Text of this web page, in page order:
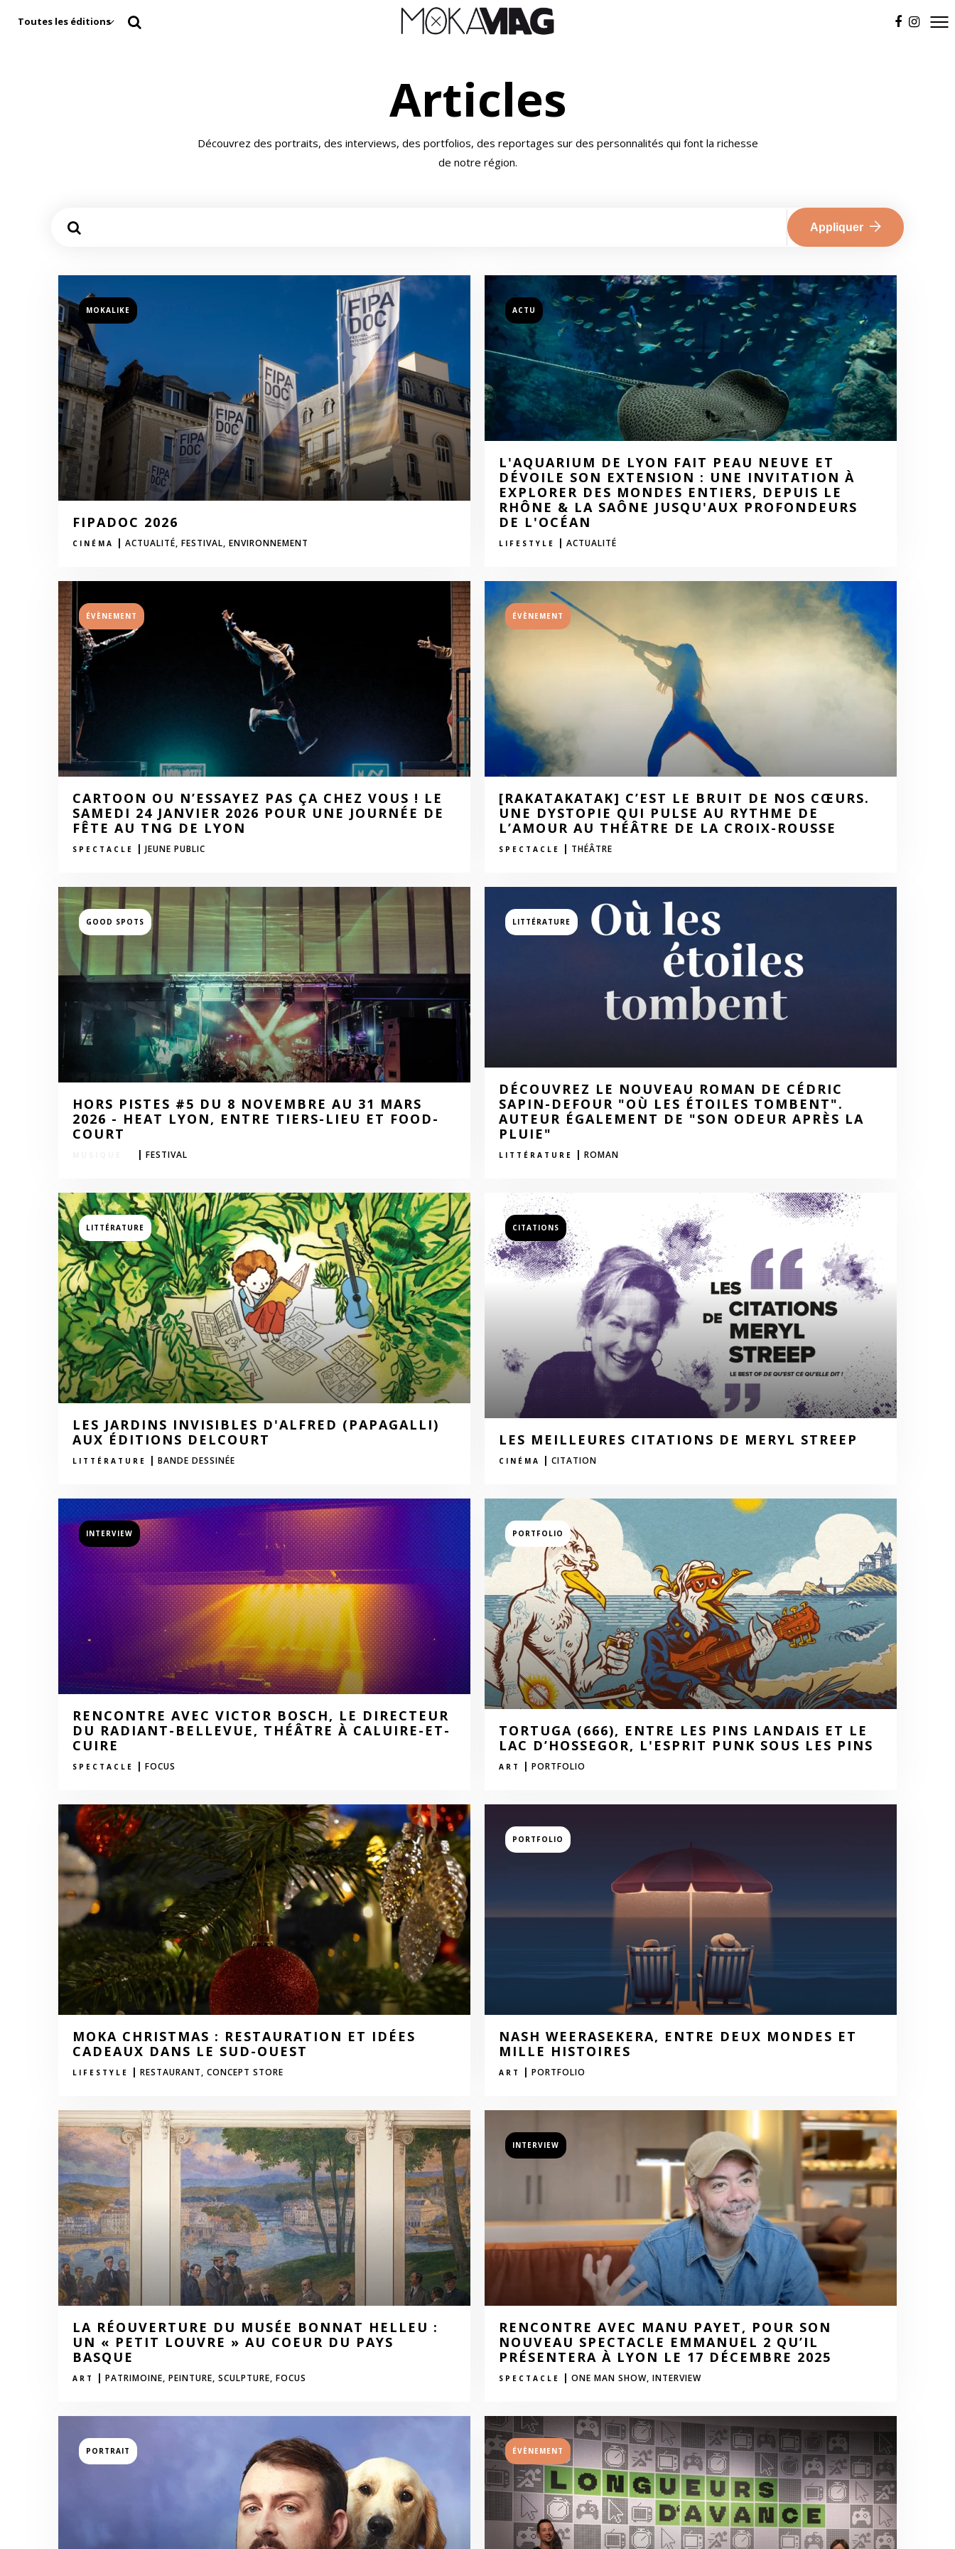
Toutes les éditions
Articles
Découvrez des portraits, des interviews, des portfolios, des reportages sur des personnalités qui font la richesse
de notre région.
Appliquer
FIPADOC 2026
CINÉMA | ACTUALITÉ, FESTIVAL, ENVIRONNEMENT
MOKALIKE
L'AQUARIUM DE LYON FAIT PEAU NEUVE ET
DÉVOILE SON EXTENSION : UNE INVITATION À
EXPLORER DES MONDES ENTIERS, DEPUIS LE
RHÔNE & LA SAÔNE JUSQU'AUX PROFONDEURS
DE L'OCÉAN
LIFESTYLE | ACTUALITÉ
ACTU
CARTOON OU N’ESSAYEZ PAS ÇA CHEZ VOUS ! LE
SAMEDI 24 JANVIER 2026 POUR UNE JOURNÉE DE
FÊTE AU TNG DE LYON
SPECTACLE | JEUNE PUBLIC
ÉVÈNEMENT
[RAKATAKATAK] C’EST LE BRUIT DE NOS CŒURS.
UNE DYSTOPIE QUI PULSE AU RYTHME DE
L’AMOUR AU THÉÂTRE DE LA CROIX-ROUSSE
SPECTACLE | THÉÂTRE
ÉVÈNEMENT
HORS PISTES #5 DU 8 NOVEMBRE AU 31 MARS
2026 - HEAT LYON, ENTRE TIERS-LIEU ET FOOD-
COURT
| FESTIVAL
GOOD SPOTS
DÉCOUVREZ LE NOUVEAU ROMAN DE CÉDRIC
SAPIN-DEFOUR "OÙ LES ÉTOILES TOMBENT".
AUTEUR ÉGALEMENT DE "SON ODEUR APRÈS LA
PLUIE"
LITTÉRATURE | ROMAN
LITTÉRATURE
LES JARDINS INVISIBLES D'ALFRED (PAPAGALLI)
AUX ÉDITIONS DELCOURT
LITTÉRATURE | BANDE DESSINÉE
LITTÉRATURE
LES MEILLEURES CITATIONS DE MERYL STREEP
CINÉMA | CITATION
CITATIONS
RENCONTRE AVEC VICTOR BOSCH, LE DIRECTEUR
DU RADIANT-BELLEVUE, THÉÂTRE À CALUIRE-ET-
CUIRE
SPECTACLE | FOCUS
INTERVIEW
TORTUGA (666), ENTRE LES PINS LANDAIS ET LE
LAC D’HOSSEGOR, L'ESPRIT PUNK SOUS LES PINS
ART | PORTFOLIO
PORTFOLIO
MOKA CHRISTMAS : RESTAURATION ET IDÉES
CADEAUX DANS LE SUD-OUEST
LIFESTYLE | RESTAURANT, CONCEPT STORE
NASH WEERASEKERA, ENTRE DEUX MONDES ET
MILLE HISTOIRES
ART | PORTFOLIO
PORTFOLIO
LA RÉOUVERTURE DU MUSÉE BONNAT HELLEU :
UN « PETIT LOUVRE » AU COEUR DU PAYS
BASQUE
ART | PATRIMOINE, PEINTURE, SCULPTURE, FOCUS
RENCONTRE AVEC MANU PAYET, POUR SON
NOUVEAU SPECTACLE EMMANUEL 2 QU’IL
PRÉSENTERA À LYON LE 17 DÉCEMBRE 2025
SPECTACLE | ONE MAN SHOW, INTERVIEW
INTERVIEW
PORTRAIT ÉVÈNEMENT